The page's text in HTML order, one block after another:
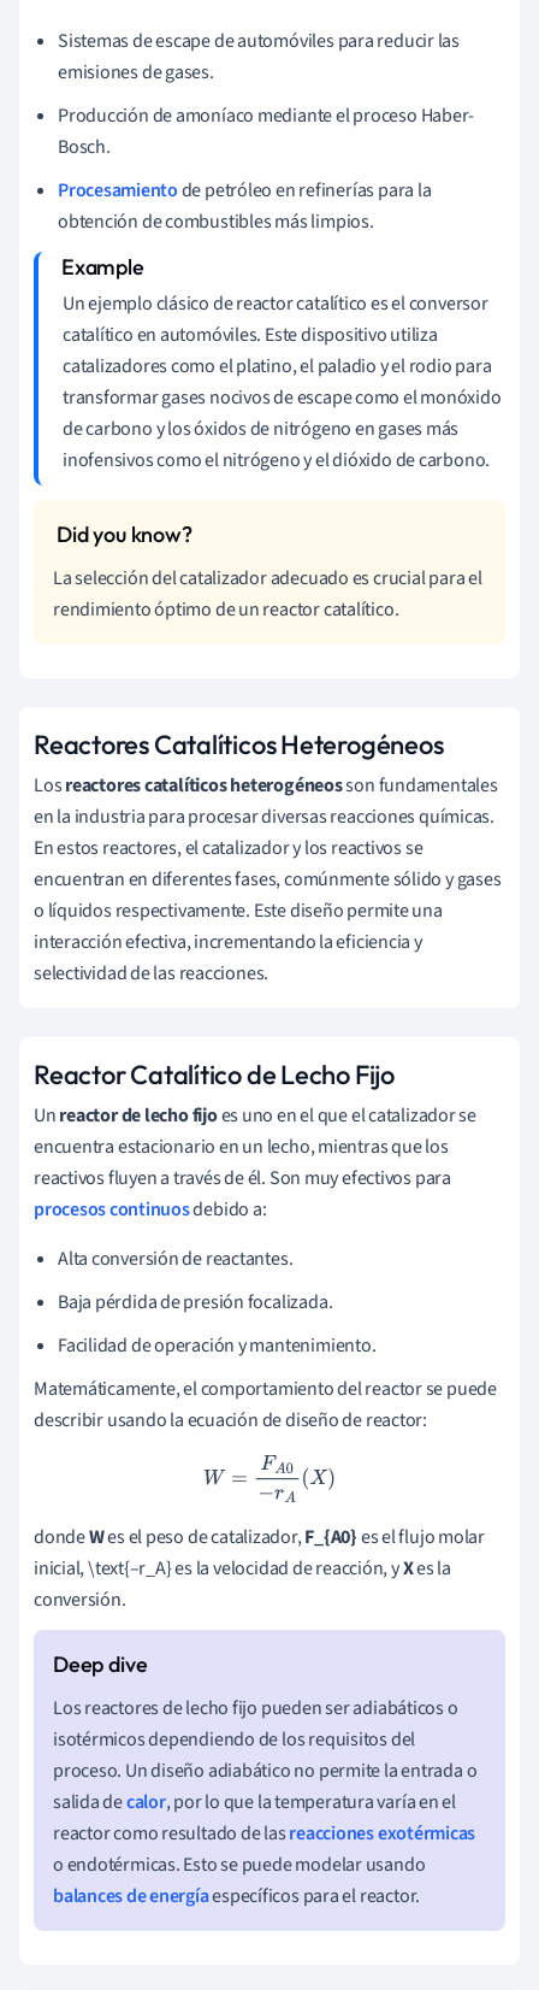
Sistemas de escape de automóviles para reducir las
emisiones de gases.
Producción de amoníaco mediante el proceso Haber-
Bosch.
Procesamientode petróleo en refinerías para la
obtención de combustibles más limpios.
Un ejemplo clásico de reactor catalítico es el conversor
catalítico en automóviles. Este dispositivo utiliza
catalizadores como el platino, el paladio y el rodio para
transformar gases nocivos de escape como el monóxido
de carbono y los óxidos de nitrógeno en gases más
inofensivos como el nitrógeno y el dióxido de carbono.
La selección del catalizador adecuado es crucial para el
rendimiento óptimo de un reactor catalítico.
Reactores Catalíticos Heterogéneos
Losreactores catalíticos heterogéneosson fundamentales
en la industria para procesar diversas reacciones químicas.
En estos reactores, el catalizador y los reactivos se
encuentran en diferentes fases, comúnmente sólido y gases
o líquidos respectivamente. Este diseño permite una
interacción efectiva, incrementando la eficiencia y
selectividad de las reacciones.
Reactor Catalítico de Lecho Fijo
Unreactor de lecho fijoes uno en el que el catalizador se
encuentra estacionario en un lecho, mientras que los
reactivos fluyen a través de él. Son muy efectivos para
procesos continuosdebido a:
Alta conversión de reactantes.
Baja pérdida de presión focalizada.
Facilidad de operación y mantenimiento.
Matemáticamente, el comportamiento del reactor se puede
describir usando la ecuación de diseño de reactor:
W=F A0−rA(X)
dondeWes el peso de catalizador,F_{A0}es el flujo molar
inicial, \text{–r_A} es la velocidad de reacción, yXes la
conversión.
Los reactores de lecho fijo pueden ser adiabáticos o
isotérmicos dependiendo de los requisitos del
proceso. Un diseño adiabático no permite la entrada o
salida decalor, por lo que la temperatura varía en el
reactor como resultado de lasreacciones exotérmicas
o endotérmicas. Esto se puede modelar usando
balances de energíaespecíficos para el reactor.